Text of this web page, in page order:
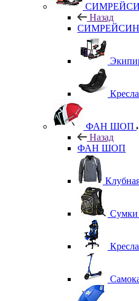
Назад
ФАН ШОП
Назад
ФАН ШОП
Сумки